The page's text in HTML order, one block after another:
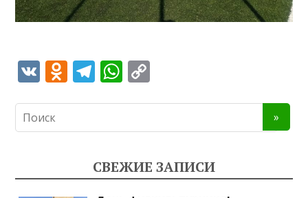
V O
o
as
T
gr
a
m
W
s
A
p
y
Li
n
СВЕЖИЕ ЗАПИСИ